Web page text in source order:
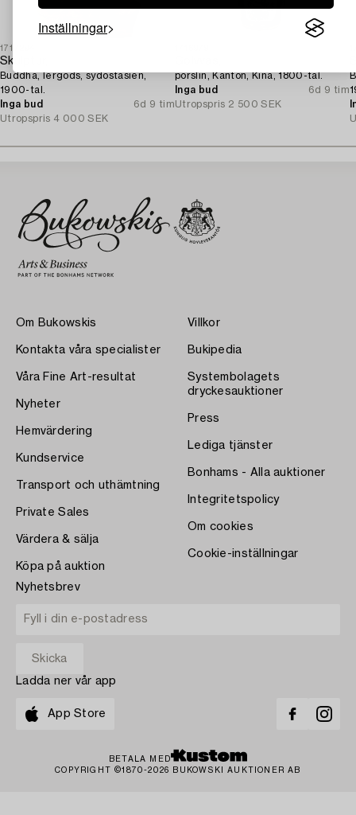
Inställningar
1717294
Skulptur,
Buddha, lergods, sydostasien,
1900-tal.
Inga bud
6d 9 tim
Utropspris 4 000 SEK
porslin, Kanton, Kina, 1800-tal.
Inga bud
6d 9 tim
Utropspris 2 500 SEK
Om Bukowskis
Kontakta våra specialister
Våra Fine Art-resultat
Nyheter
Hemvärdering
Kundservice
Transport och uthämtning
Private Sales
Värdera & sälja
Köpa på auktion
Villkor
Bukipedia
Systembolagets
dryckesauktioner
Press
Lediga tjänster
Bonhams - Alla auktioner
Integritetspolicy
Om cookies
Cookie-inställningar
Nyhetsbrev
Ladda ner vår app
App Store
BETALA MED
COPYRIGHT ©1870-2026 BUKOWSKI AUKTIONER AB